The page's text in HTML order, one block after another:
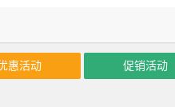
惠活动 促销活动